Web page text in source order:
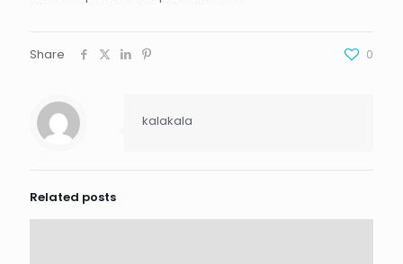
Share 0
kalakala
Related posts